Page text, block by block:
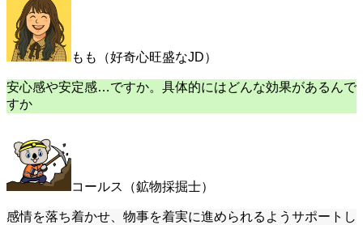
もも（好奇心旺盛なJD）
安心感や安定感…ですか。具体的にはどんな効果があるんで
すか
コールス（鉱物採掘士）
感情を落ち着かせ、物事を着実に進められるようサポートし